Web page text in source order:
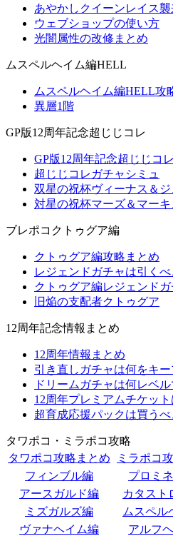
あやかしクイーンレイス襲
ウェブショップの使い方
光闇属性の改修まとめ
ムスペルヘイム編HELL
ムスペルヘイム編HELL攻
異層1階
GP版12周年記念超じじコレ
GP版12周年記念超じじコ
超じじコレガチャシミュ
双星の祝杯ヴィーナス＆
対星の祝杯マーズ＆マーキ
ブレポコクトゥグア編
クトゥグア編攻略まとめ
レジェンドガチャは引くべ
クトゥグア編レジェンドガ
旧焔の支配者クトゥグア
12周年記念情報まとめ
12周年情報まとめ
引き直しガチャは何をキー
ドリームガチャは何レベル
12周年プレミアムチケッ
超育成応援パックは買うべ
タワポコ・ミラポコ攻略
タワポコ攻略まとめ
ミラポコ
フィンブル編
プロミ
アースガルド編
カタスト
ミズガルズ編
ムスペル
ヴァナヘイム編
アルフ